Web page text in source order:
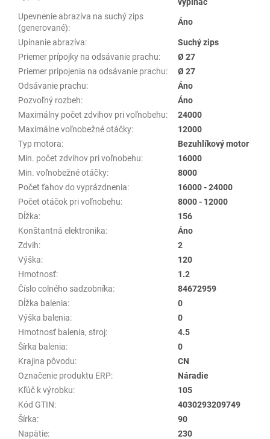
Upevnenie abrazíva na suchý zips
(generované):
Áno
Upínanie abrazíva:
Suchý zips
Priemer prípojky na odsávanie prachu:
Ø 27
Priemer pripojenia na odsávanie prachu:
Ø 27
Odsávanie prachu:
Áno
Pozvoľný rozbeh:
Áno
Maximálny počet zdvihov pri voľnobehu:
24000
Maximálne voľnobežné otáčky:
12000
Typ motora:
Bezuhlíkový motor
Min. počet zdvihov pri voľnobehu:
16000
Min. voľnobežné otáčky:
8000
Počet ťahov do vyprázdnenia:
16000 - 24000
Počet otáčok pri voľnobehu:
8000 - 12000
Dĺžka:
156
Konštantná elektronika:
Áno
Zdvih:
2
Výška:
120
Hmotnosť:
1.2
Číslo colného sadzobníka:
84672959
Dĺžka balenia:
0
Výška balenia:
0
Hmotnosť balenia, stroj:
4.5
Šírka balenia:
0
Krajina pôvodu:
CN
Označenie produktu ERP:
Náradie
Kľúč k výrobku:
105
Kód GTIN:
4030293209749
Šírka:
90
Napätie:
230